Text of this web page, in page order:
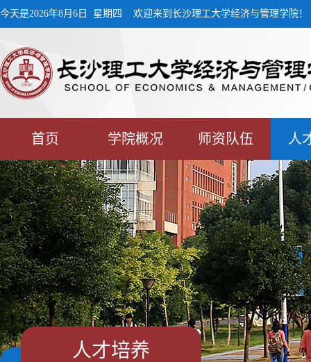
今天是2026年8月6日 星期四 欢迎来到长沙理工大学经济与管理学院！
首页 学院概况 师资队伍 人
学生工作 校友工作 下载中心 MPA
人才培养